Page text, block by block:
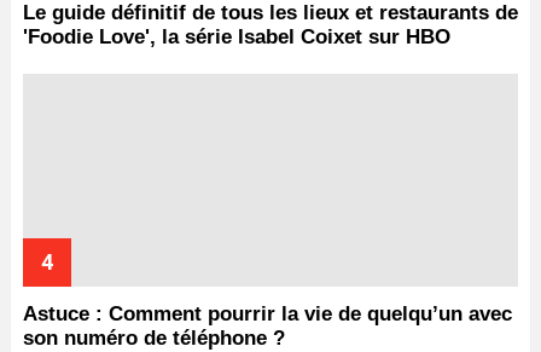
Le guide définitif de tous les lieux et restaurants de
'Foodie Love', la série Isabel Coixet sur HBO
Astuce : Comment pourrir la vie de quelqu’un avec
son numéro de téléphone ?